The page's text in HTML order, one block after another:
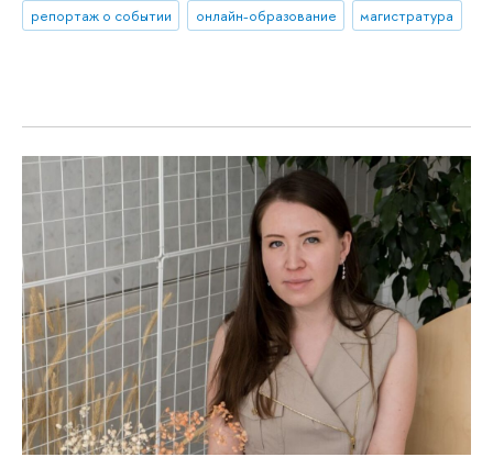
репортаж о событии
онлайн-образование магистратура